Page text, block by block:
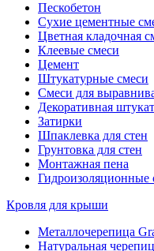
Пескобетон
Сухие цементные
Цветная кладочная
Клеевые смеси
Цемент
Штукатурные смеси
Смеси для
Декоративная
Затирки
Шпаклевка для стен
Грунтовка для стен
Монтажная пена
Гидроизоляционные
Кровля для крыши
Металлочерепица
Натуральная